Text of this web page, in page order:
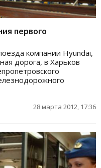
первого
компании Hyundai,
дорога, в Харьков
28 марта 2012, 17:36